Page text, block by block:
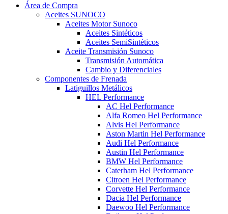
Área de Compra
Aceites SUNOCO
Aceites Motor Sunoco
Aceites Sintéticos
Aceites SemiSintéticos
Aceite Transmisión Sunoco
Transmisión Automática
Cambio y Diferenciales
Componentes de Frenada
Latiguillos Metálicos
HEL Performance
AC Hel Performance
Alfa Romeo Hel Performance
Alvis Hel Performance
Aston Martin Hel Performance
Audi Hel Performance
Austin Hel Performance
BMW Hel Performance
Caterham Hel Performance
Citroen Hel Performance
Corvette Hel Performance
Dacia Hel Performance
Daewoo Hel Performance